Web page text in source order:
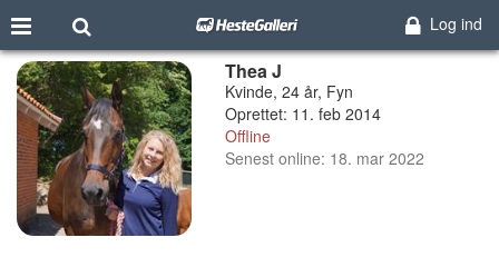
Log ind
Thea J
Kvinde, 24 år, Fyn
Oprettet: 11. feb 2014
Offline
Senest online: 18. mar 2022